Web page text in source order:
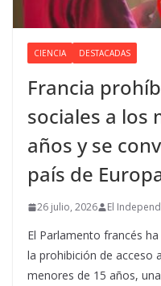
CIENCIA DESTACADAS
Francia
sociales a los
años y se
país de
26 julio, 2026 El
El Parlamento francés
la prohibición de acceso
menores de 15 años, una